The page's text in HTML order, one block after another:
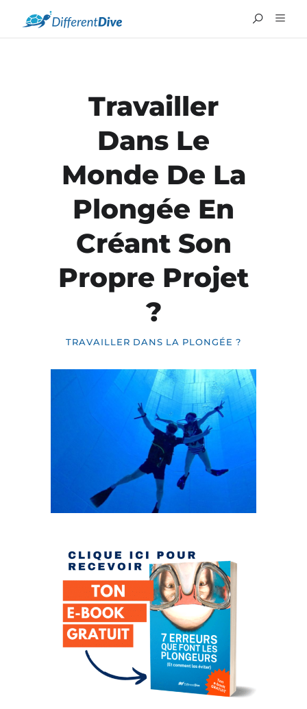
Travailler
Dans Le
Monde De La
Plongée En
Créant Son
Propre Projet
?
TRAVAILLER DANS LA PLONGÉE ?